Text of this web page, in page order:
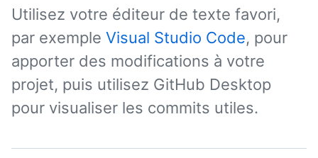
Utilisez votre éditeur de texte favori,
par exemple Visual Studio Code, pour
apporter des modifications à votre
projet, puis utilisez GitHub Desktop
pour visualiser les commits utiles.